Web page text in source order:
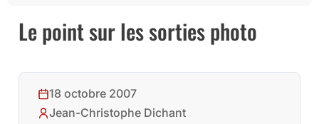
Le point sur les sorties photo
18 octobre 2007
Jean-Christophe Dichant